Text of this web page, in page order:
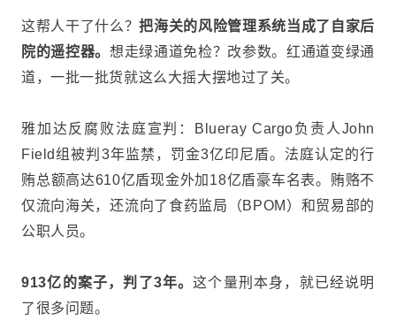
这帮人干了什么？把海关的风险管理系统当成了自家后
院的遥控器。想走绿通道免检？改参数。红通道变绿通
道，一批一批货就这么大摇大摆地过了关。
雅加达反腐败法庭宣判：Blueray Cargo负责人John
Field组被判3年监禁，罚金3亿印尼盾。法庭认定的行
贿总额高达610亿盾现金外加18亿盾豪车名表。贿赂不
仅流向海关，还流向了食药监局（BPOM）和贸易部的
公职人员。
913亿的案子，判了3年。这个量刑本身，就已经说明
了很多问题。